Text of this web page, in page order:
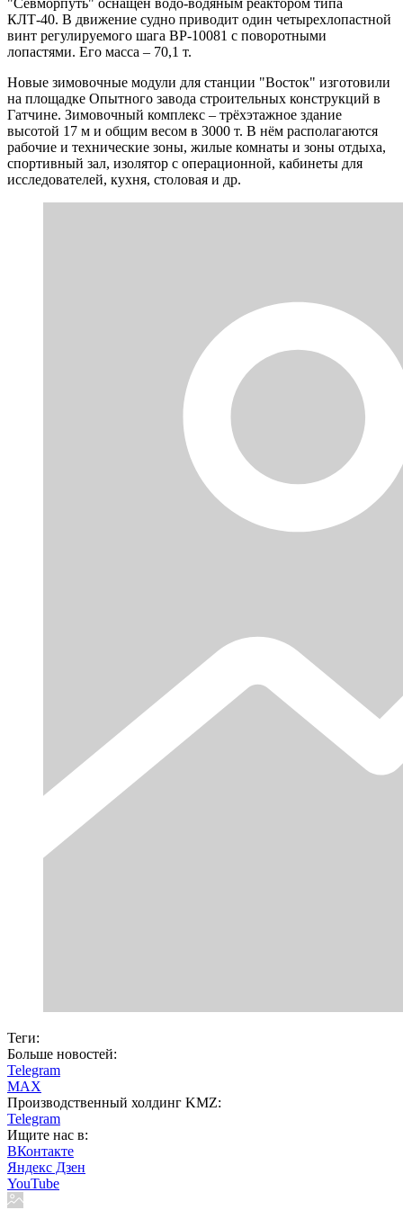
КЛТ-40. В движение судно приводит один четырехлопастной
винт регулируемого шага ВР-10081 с поворотными
лопастями. Его масса – 70,1 т.
Новые зимовочные модули для станции "Восток" изготовили
на площадке Опытного завода строительных конструкций в
Гатчине. Зимовочный комплекс – трёхэтажное здание
высотой 17 м и общим весом в 3000 т. В нём располагаются
рабочие и технические зоны, жилые комнаты и зоны отдыха,
спортивный зал, изолятор с операционной, кабинеты для
исследователей, кухня, столовая и др.
Теги:
Больше новостей:
Telegram
MAX
Производственный холдинг KMZ:
Telegram
Ищите нас в:
ВКонтакте
Яндекс Дзен
YouTube